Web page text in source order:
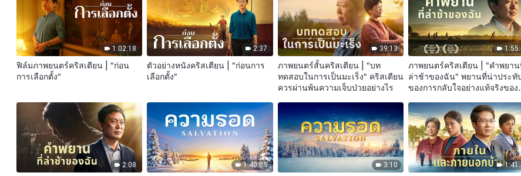
1:02:18
ฟิล์มภาพยนตร์คริสเตียน | "ก่อน
การเลือกตั้ง"
2:37
ตัวอย่างหนังคริสเตียน | "ก่อนการ
เลือกตั้ง"
39:13
ภาพยนตร์สั้นคริสเตียน | "บท
ทดสอบในการเป็นมะเร็ง" คริสเตียน
ควรผ่านพ้นความเจ็บป่วยอย่างไร
ภาพยนตร์คริสเตียน | "คำพยา
ล่าช้าของฉัน" พยานที่น่าประทั
ของการกลับใจอย่างแท้จริงของ
2:08 1:40:05 3:10